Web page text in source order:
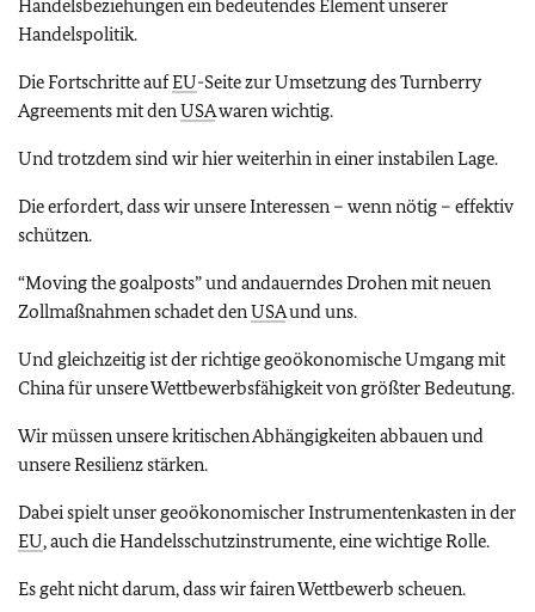
Handelsbeziehungen ein bedeutendes Element unserer
Handelspolitik.
Die Fortschritte aufEU-Seite zur Umsetzung desTurnberry
Agreementsmit denUSAwaren wichtig.
Und trotzdem sind wir hier weiterhin in einer instabilen Lage.
Die erfordert, dass wir unsere Interessen – wenn nötig – effektiv
schützen.
“Moving the goalposts”und andauerndes Drohen mit neuen
Zollmaßnahmen schadet denUSAund uns.
Und gleichzeitig ist der richtige geoökonomische Umgang mit
China für unsere Wettbewerbsfähigkeit von größter Bedeutung.
Wir müssen unsere kritischen Abhängigkeiten abbauen und
unsere Resilienz stärken.
Dabei spielt unser geoökonomischer Instrumentenkasten in der
EU, auch die Handelsschutzinstrumente, eine wichtige Rolle.
Es geht nicht darum, dass wir fairen Wettbewerb scheuen.